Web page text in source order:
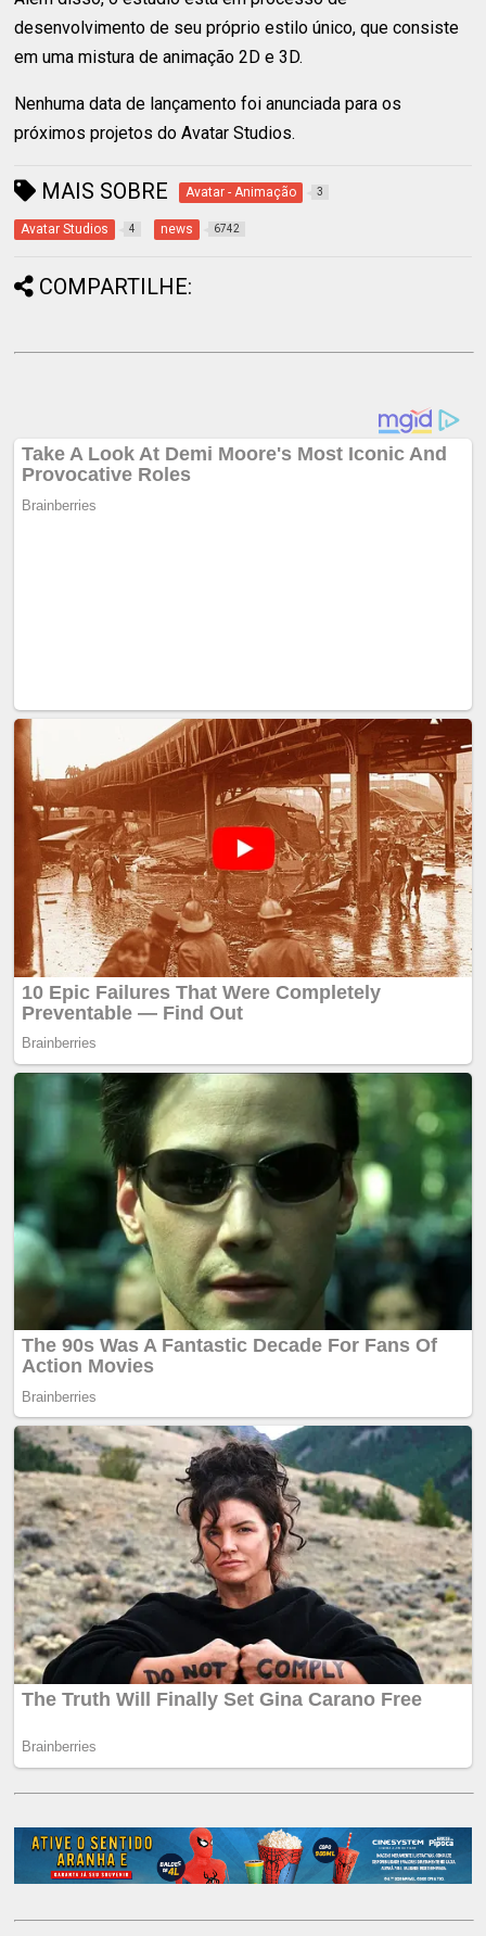
desenvolvimento de seu próprio estilo único, que consiste
em uma mistura de animação 2D e 3D.
Nenhuma data de lançamento foi anunciada para os
próximos projetos do Avatar Studios.
MAIS SOBRE Avatar - Animação 3
Avatar Studios 4 news 6742
COMPARTILHE: